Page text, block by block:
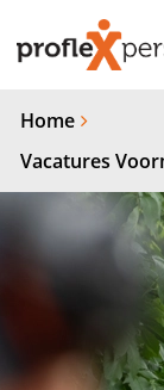
Home
Vacatures